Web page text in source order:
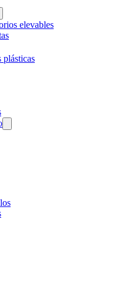
elevables
plásticas